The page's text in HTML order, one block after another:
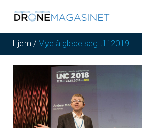
Hjem / Mye å glede seg til i 2019